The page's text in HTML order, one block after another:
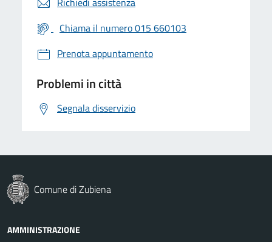
Chiama il numero 015 660103
Prenota appuntamento
Problemi in città
Segnala disservizio
Comune di Zubiena
AMMINISTRAZIONE